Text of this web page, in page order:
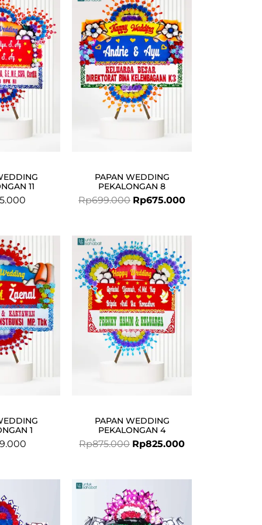
11
PAPAN WEDDING
PEKALONGAN 8
Rp699.000
price
was:
Rp699.000.
Rp675.000
1
PAPAN WEDDING
PEKALONGAN 4
Rp875.000
Original
price
was:
Rp875.000.
Rp825.000
is:
Rp825.000.